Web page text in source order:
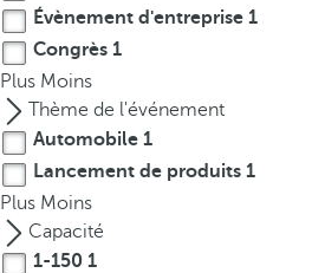
o
w
n
a
r
r
o
w
k
Évènement d'entreprise 1
Congrès 1
Plus Moins
Thème de l'événement
Automobile 1
Lancement de produits 1
Plus Moins
Capacité
1-150 1